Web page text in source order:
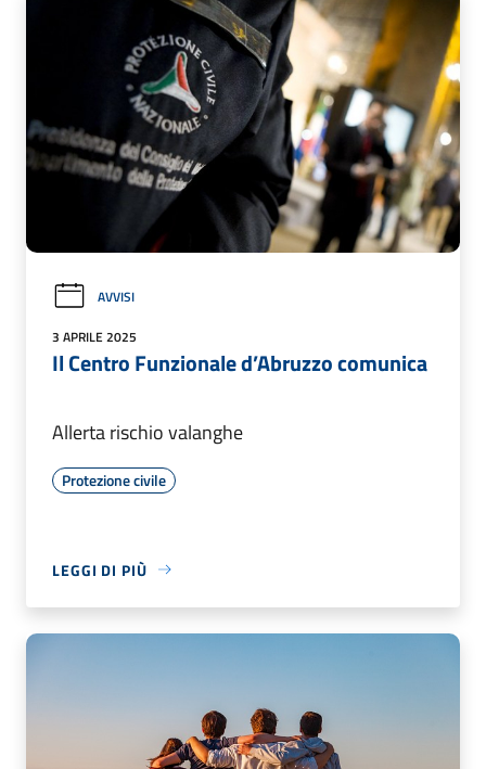
AVVISI
3 APRILE 2025
Il Centro Funzionale d’Abruzzo comunica
Allerta rischio valanghe
Protezione civile
LEGGI DI PIÙ